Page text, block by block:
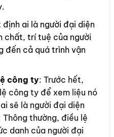
ai là người đại diện
chất, trí tuệ của người
đến cả quá trình vận
công ty: Trước hết,
công ty để xem liệu nó
sẽ là người đại diện
thường, điều lệ
danh của người đại